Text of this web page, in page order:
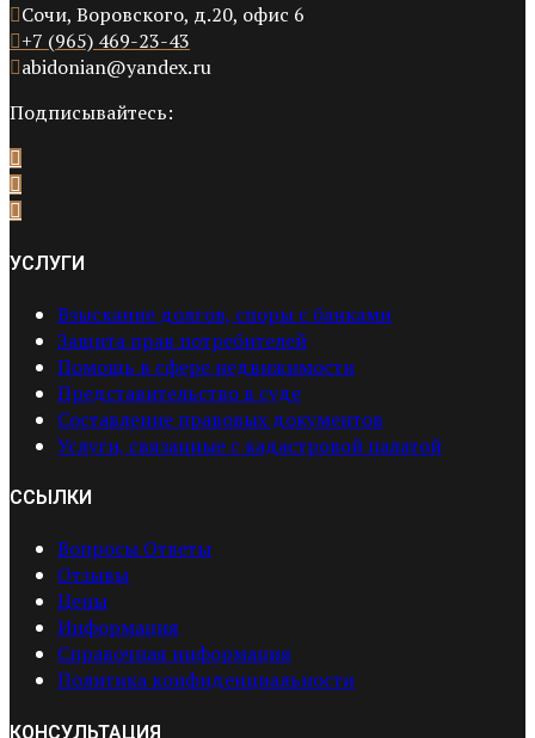
Сочи, Воровского, д.20, офис 6
+7 (965) 469-23-43
abidonian@yandex.ru
Подписывайтесь:
УСЛУГИ
Взыскание долгов, споры с банками
Защита прав потребителей
Помощь в сфере недвижимости
Представительство в суде
Составление правовых документов
Услуги, связанные с кадастровой палатой
ССЫЛКИ
Вопросы Ответы
Отзывы
Цены
Информация
Справочная информация
Политика конфиденциальности
КОНСУЛЬТАЦИЯ